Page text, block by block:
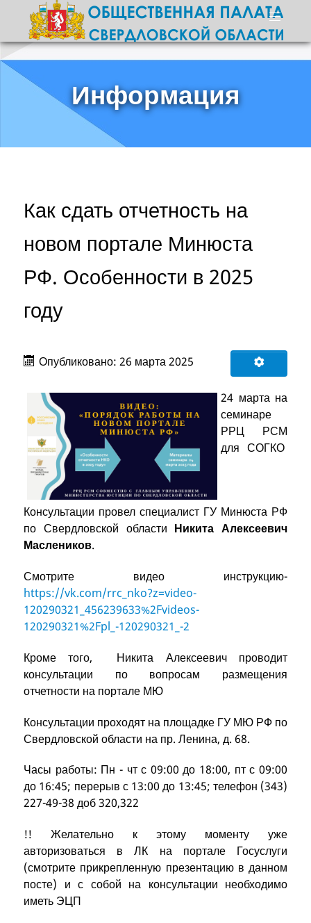
Информация
Как сдать отчетность на
новом портале Минюста
РФ. Особенности в 2025
году
Опубликовано: 26 марта 2025
24 марта на
семинаре
РРЦ РСМ
для СОГКО
Консультации провел специалист ГУ Минюста РФ
по Свердловской области Никита Алексеевич
Маслеников.
Смотрите видео инструкцию-
https://vk.com/rrc_nko?z=video-
120290321_456239633%2Fvideos-
120290321%2Fpl_-120290321_-2
Кроме того, Никита Алексеевич проводит
консультации по вопросам размещения
отчетности на портале МЮ
Консультации проходят на площадке ГУ МЮ РФ по
Свердловской области на пр. Ленина, д. 68.
Часы работы: Пн - чт с 09:00 до 18:00, пт с 09:00
до 16:45; перерыв с 13:00 до 13:45; телефон (343)
227-49-38 доб 320,322
!! Желательно к этому моменту уже
авторизоваться в ЛК на портале Госуслуги
(смотрите прикрепленную презентацию в данном
посте) и с собой на консультации необходимо
иметь ЭЦП